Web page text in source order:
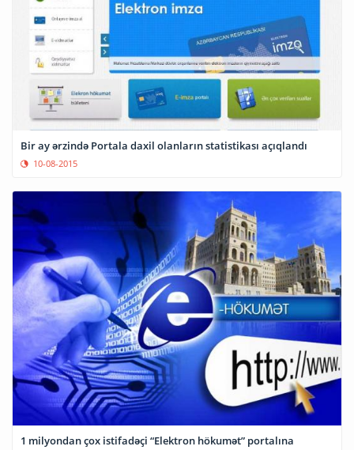
Bir ay ərzində Portala daxil olanların statistikası açıqlandı
10-08-2015
1 milyondan çox istifadəçi “Elektron hökumət” portalına